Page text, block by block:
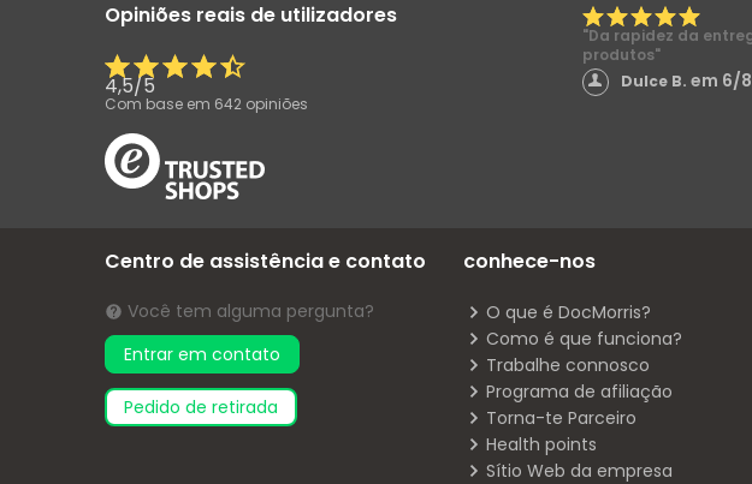
Opiniões reais de utilizadores
4,5/5
Com base em 642 opiniões
"Da rapidez da
produtos"
Dulce B. em 6/
Centro de assistência e contato
Você tem alguma pergunta?
Entrar em contato
pedido de retirada
conhece-nos
O que é DocMorris?
Como é que funciona?
Trabalhe connosco
Programa de afiliação
Torna-te Parceiro
Health points
Sítio Web da empresa